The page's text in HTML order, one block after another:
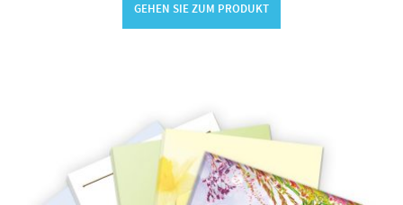
GEHEN SIE ZUM PRODUKT